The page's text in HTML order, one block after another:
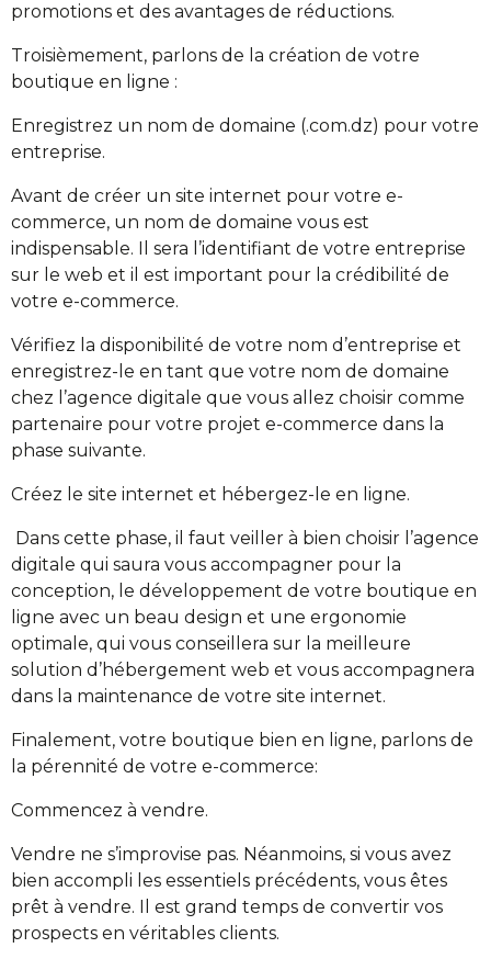
promotions et des avantages de réductions.
Troisièmement, parlons de la création de votre
boutique en ligne :
Enregistrez un nom de domaine (.com.dz) pour votre
entreprise.
Avant de créer un site internet pour votre e-
commerce, un nom de domaine vous est
indispensable. Il sera l’identifiant de votre entreprise
sur le web et il est important pour la crédibilité de
votre e-commerce.
Vérifiez la disponibilité de votre nom d’entreprise et
enregistrez-le en tant que votre nom de domaine
chez l’agence digitale que vous allez choisir comme
partenaire pour votre projet e-commerce dans la
phase suivante.
Créez le site internet et hébergez-le en ligne.
Dans cette phase, il faut veiller à bien choisir l’agence
digitale qui saura vous accompagner pour la
conception, le développement de votre boutique en
ligne avec un beau design et une ergonomie
optimale, qui vous conseillera sur la meilleure
solution d’hébergement web et vous accompagnera
dans la maintenance de votre site internet.
Finalement, votre boutique bien en ligne, parlons de
la pérennité de votre e-commerce:
Commencez à vendre.
Vendre ne s’improvise pas. Néanmoins, si vous avez
bien accompli les essentiels précédents, vous êtes
prêt à vendre. Il est grand temps de convertir vos
prospects en véritables clients.